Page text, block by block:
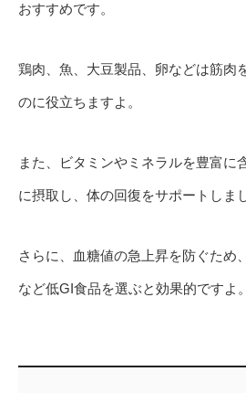
おすすめです。
鶏肉、魚、大豆製品、卵などは筋肉
のに役立ちますよ。
また、ビタミンやミネラルを豊富に
に摂取し、体の回復をサポートしま
さらに、血糖値の急上昇を防ぐため
など低GI食品を選ぶと効果的ですよ。